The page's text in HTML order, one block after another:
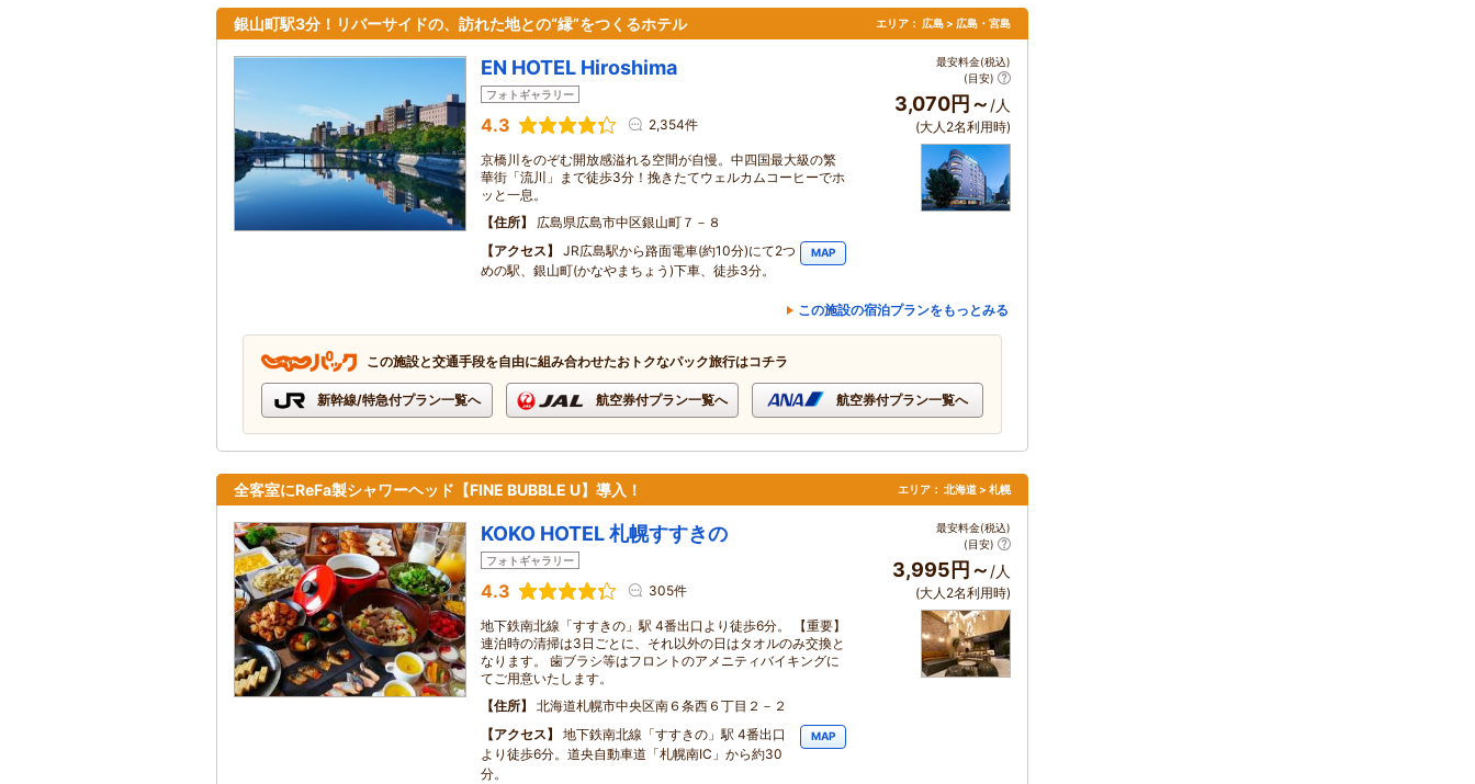
銀山町駅3分！リバーサイドの、訪れた地との“縁”をつくるホテル エリア： 広島 > 広島・宮島
EN HOTEL Hiroshima
フォトギャラリー
4.3 2,354件
京橋川をのぞむ開放感溢れる空間が自慢。中四国最大級の繁
華街「流川」まで徒歩3分！挽きたてウェルカムコーヒーでホ
ッと一息。
住所
広島県広島市中区銀山町７－８
アクセス
JR広島駅から路面電車(約10分)にて2つ
めの駅、銀山町(かなやまちょう)下車、徒歩3分。
MAP
最安料金(税込)
(目安)
3,070円～ /人
(大人2名利用時)
この施設の宿泊プランをもっとみる
この施設と交通手段を自由に組み合わせたおトクなパック旅行はコチラ
新幹線/特急付プラン一覧へ 航空券付プラン一覧へ 航空券付プラン一覧へ
全客室にReFa製シャワーヘッド【FINE BUBBLE U】導入！ エリア： 北海道 > 札幌
KOKO HOTEL 札幌すすきの
フォトギャラリー
4.3 305件
地下鉄南北線「すすきの」駅 4番出口より徒歩6分。 【重要】
連泊時の清掃は3日ごとに、それ以外の日はタオルのみ交換と
なります。 歯ブラシ等はフロントのアメニティバイキングに
てご用意いたします。
住所
北海道札幌市中央区南６条西６丁目２－２
アクセス
地下鉄南北線「すすきの」駅 4番出口
より徒歩6分。道央自動車道「札幌南IC」から約30
分。
MAP
最安料金(税込)
(目安)
3,995円～/人
(大人2名利用時)